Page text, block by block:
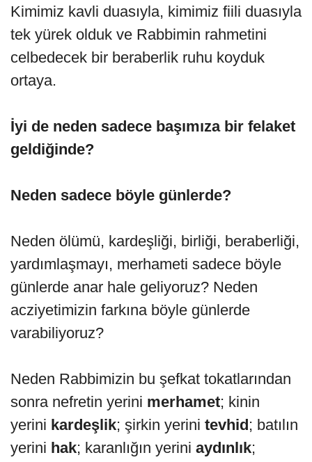
Kimimiz kavli duasıyla, kimimiz fiili duasıyla
tek yürek olduk ve Rabbimin rahmetini
celbedecek bir beraberlik ruhu koyduk
ortaya.
İyi de neden sadece başımıza bir felaket
geldiğinde?
Neden sadece böyle günlerde?
Neden ölümü, kardeşliği, birliği, beraberliği,
yardımlaşmayı, merhameti sadece böyle
günlerde anar hale geliyoruz? Neden
acziyetimizin farkına böyle günlerde
varabiliyoruz?
Neden Rabbimizin bu şefkat tokatlarından
sonra nefretin yerini merhamet; kinin
yerini kardeşlik; şirkin yerini tevhid; batılın
yerini hak; karanlığın yerini aydınlık;